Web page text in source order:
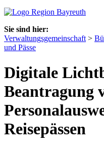
Sie sind hier:
Verwaltungsgemeinschaft >
und Pässe
Digitale
Beantragung
Reisepässen